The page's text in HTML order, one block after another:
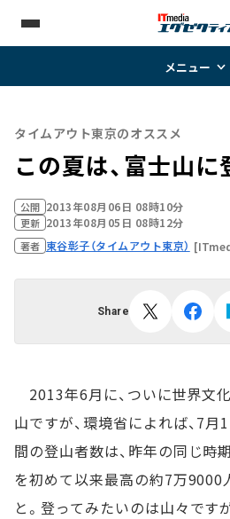
メニュー
タイムアウト東京のオススメ
この夏は、富士山に
公開 2013年08月06日 08時10分
更新 2013年08月05日 08時12分
著者 東谷彰子（タイムアウト東京）
Share
2013年6月に、ついに世界文
山ですが、環境省によれば、7
間の登山者数は、昨年の同じ時
を初めて以来最高の約7万9000
と。登ってみたいのは山々です